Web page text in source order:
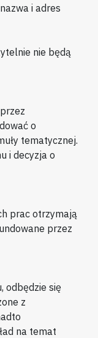
i adres
nie będą
o
tematycznej.
i decyzja o
prac otrzymają
przez
odbędzie się
z
na temat